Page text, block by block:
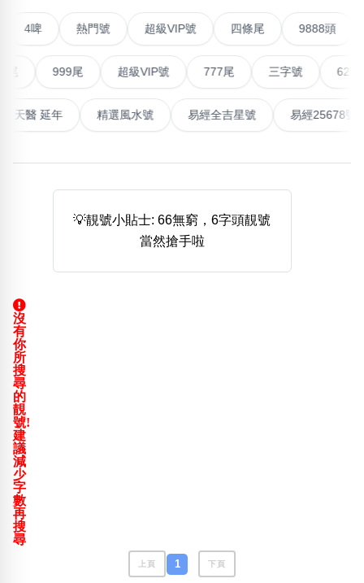
不包含數字
無0 無2無3無4無5 無7無8無9
清除全部分類
搜尋
熱門分類
888尾
999尾 777尾 9字頭 6字頭
多8字 9888頭 二字號
三字號
5萬以上 生天延
熱門號 超級VIP號 四條尾 9888頭
999尾 超級VIP號 777尾 三字號 6288頭
能量生氣 天醫 延年 精選風水號 易經全吉星號 易經
💡靚號小貼士: 66無窮，6字頭靚號
當然搶手啦
沒
有
你
所
搜
尋
的
靚
號!
建
議
減
少
字
數
再
搜
尋
上頁 1 下頁